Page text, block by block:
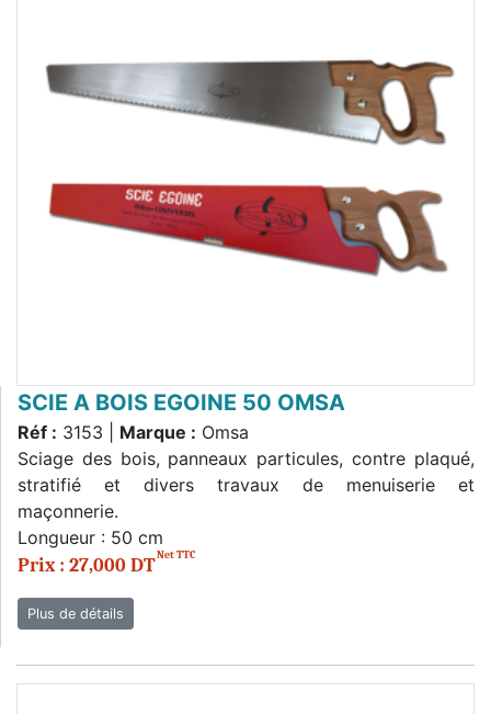
SCIE A BOIS EGOINE 50 OMSA
Réf : 3153 | Marque : Omsa
Sciage des bois, panneaux particules, contre plaqué,
stratifié et divers travaux de menuiserie et
maçonnerie.
Longueur : 50 cm
Prix : 27,000 DTNet TTC
Plus de détails